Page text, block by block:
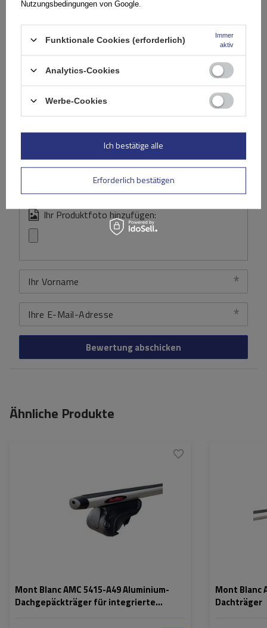
Bewertungen (0)
Inhalt Ihrer Bewertung
Ihr Produktfoto hinzufügen:
Ihr Vorname
Ihre E-Mail-Adresse
Bewertung abschicken
Ähnliche Produkte
Mont Blanc AMC 5415-A49 Aluminium-
Dachgepäckträger für integrierte
Mont Blanc
Dachträger
Nutzungsbedingungen von Google
Funktionale Cookies (erforderlich)
Immer
aktiv
Analytics-Cookies
Werbe-Cookies
Erforderlich bestätigen
Ich bestätige alle